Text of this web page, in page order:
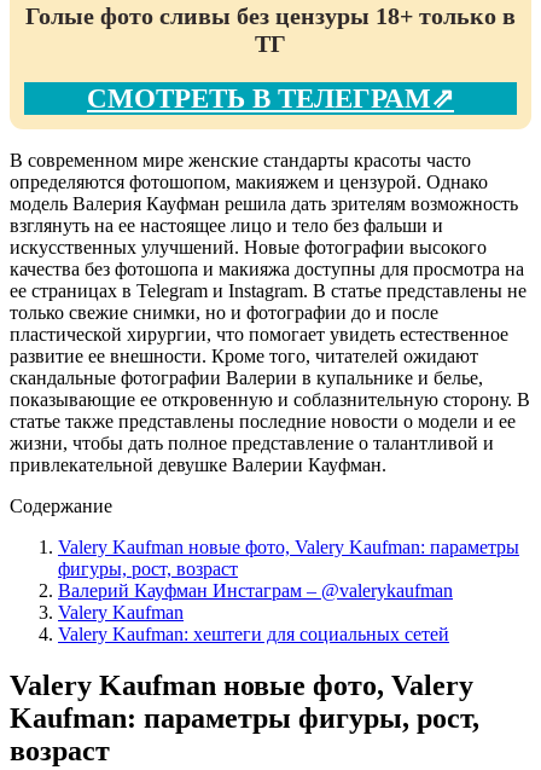
Голые фото сливы без цензуры 18+ только в
ТГ
СМОТРЕТЬ В ТЕЛЕГРАМ⇗
В современном мире женские стандарты красоты часто
определяются фотошопом, макияжем и цензурой. Однако
модель Валерия Кауфман решила дать зрителям возможность
взглянуть на ее настоящее лицо и тело без фальши и
искусственных улучшений. Новые фотографии высокого
качества без фотошопа и макияжа доступны для просмотра на
ее страницах в Telegram и Instagram. В статье представлены не
только свежие снимки, но и фотографии до и после
пластической хирургии, что помогает увидеть естественное
развитие ее внешности. Кроме того, читателей ожидают
скандальные фотографии Валерии в купальнике и белье,
показывающие ее откровенную и соблазнительную сторону. В
статье также представлены последние новости о модели и ее
жизни, чтобы дать полное представление о талантливой и
привлекательной девушке Валерии Кауфман.
Содержание
Valery Kaufman новые фото, Valery Kaufman: параметры
фигуры, рост, возраст
Валерий Кауфман Инстаграм – @valerykaufman
Valery Kaufman
Valery Kaufman: хештеги для социальных сетей
Valery Kaufman новые фото, Valery
Kaufman: параметры фигуры, рост,
возраст